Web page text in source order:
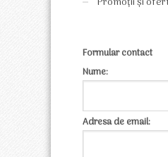
BASILICA
Formular contact
Nume:
Adresa de email: